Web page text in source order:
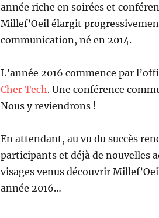
année riche en soirées et
Millef’Oeil élargit
communication, né en 2014.
L’année 2016 commence par
Cher Tech. Une conférence
Nous y reviendrons !
En attendant, au vu du succès
participants et déjà de nouvelles
visages venus découvrir
année 2016…